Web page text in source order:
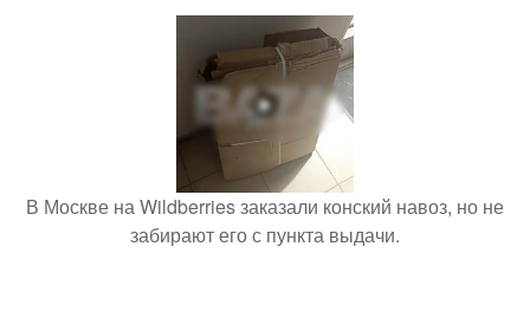
В Москве на Wildberries заказали конский навоз, но не
забирают его с пункта выдачи.